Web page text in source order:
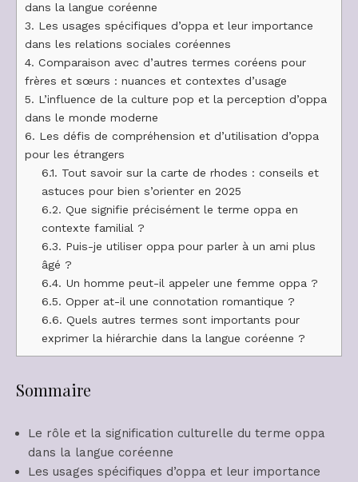
dans la langue coréenne
3. Les usages spécifiques d’oppa et leur importance
dans les relations sociales coréennes
4. Comparaison avec d’autres termes coréens pour
frères et sœurs : nuances et contextes d’usage
5. L’influence de la culture pop et la perception d’oppa
dans le monde moderne
6. Les défis de compréhension et d’utilisation d’oppa
pour les étrangers
6.1. Tout savoir sur la carte de rhodes : conseils et
astuces pour bien s’orienter en 2025
6.2. Que signifie précisément le terme oppa en
contexte familial ?
6.3. Puis-je utiliser oppa pour parler à un ami plus
âgé ?
6.4. Un homme peut-il appeler une femme oppa ?
6.5. Opper at-il une connotation romantique ?
6.6. Quels autres termes sont importants pour
exprimer la hiérarchie dans la langue coréenne ?
Sommaire
Le rôle et la signification culturelle du terme oppa
dans la langue coréenne
Les usages spécifiques d’oppa et leur importance